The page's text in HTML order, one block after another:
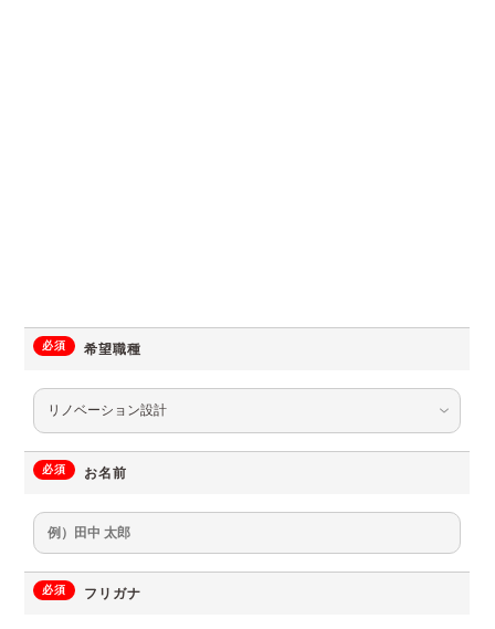
必須 希望職種
必須 お名前
必須 フリガナ